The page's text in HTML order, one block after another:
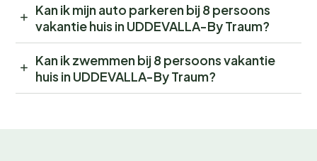
Kan ik mijn auto parkeren bij 8 persoons
vakantie huis in UDDEVALLA-By Traum?
Kan ik zwemmen bij 8 persoons vakantie
huis in UDDEVALLA-By Traum?